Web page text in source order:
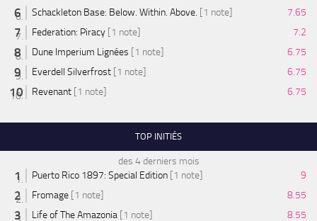
Schackleton Base: Below. Within. Above. [1 note]
7.65
Federation: Piracy [1 note]
7.2
Dune Imperium Lignées [1 note]
6.75
Everdell Silverfrost [1 note]
6.75
Revenant [1 note] 6.75
TOP INITIÉS
des 4 derniers mois
Puerto Rico 1897: Special Edition [1 note]
9
Fromage [1 note]
8.55
Life of The Amazonia [1 note] 8.55